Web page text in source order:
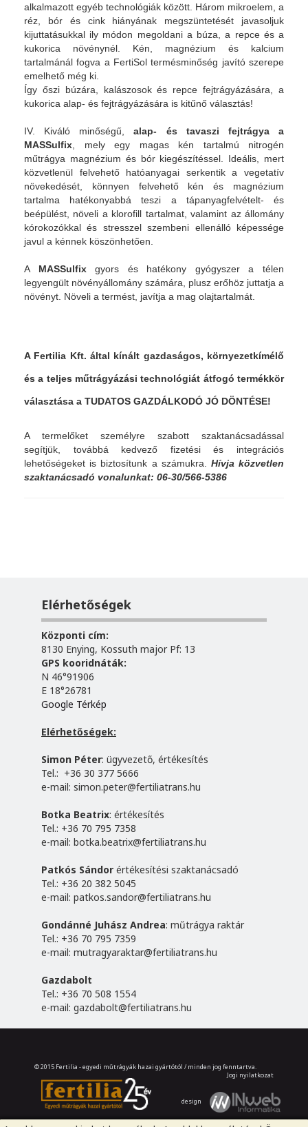
alkalmazott egyéb technológiák között. Három mikroelem, a
réz, bór és cink hiányának megszüntetését javasoljuk
kijuttatásukkal ily módon megoldani a búza, a repce és a
kukorica növénynél. Kén, magnézium és kalcium
tartalmánál fogva a FertiSol termésminőség javító szerepe
emelhető még ki.
Így őszi búzára, kalászosok és repce fejtrágyázására, a
kukorica alap- és fejtrágyázására is kitűnő választás!
IV. Kiváló minőségű,alap- és tavaszi fejtrágya a
MASSulfix, mely egy magas kén tartalmú nitrogén
műtrágya magnézium és bór kiegészítéssel. Ideális, mert
közvetlenül felvehető hatóanyagai serkentik a vegetatív
növekedését, könnyen felvehető kén és magnézium
tartalma hatékonyabbá teszi a tápanyagfelvételt- és
beépülést, növeli a klorofill tartalmat, valamint az állomány
kórokozókkal és stresszel szembeni ellenálló képessége
javul a kénnek köszönhetően.
A MASSulfixgyors és hatékony gyógyszer a télen
legyengült növényállomány számára, plusz erőhöz juttatja a
növényt. Növeli a termést, javítja a mag olajtartalmát.
A Fertilia Kft. által kínált gazdaságos, környezetkímélő
és a teljes műtrágyázási technológiát átfogó termékkör
választása a TUDATOS GAZDÁLKODÓ JÓ DÖNTÉSE!
A termelőket személyre szabott szaktanácsadással
segítjük, továbbá kedvező fizetési és integrációs
lehetőségeket is biztosítunk a számukra. Hívja közvetlen
szaktanácsadó vonalunkat: 06-30/566-5386
Elérhetőségek
Központi cím:
8130 Enying, Kossuth major Pf: 13
GPS kooridnáták:
N 46°91906
E 18°26781
Google Térkép
Elérhetőségek:
Simon Péter: ügyvezető, értékesítés
Tel.: +36 30 377 5666
e-mail: simon.peter@fertiliatrans.hu
Botka Beatrix: értékesítés
Tel.: +36 70 795 7358
e-mail: botka.beatrix@fertiliatrans.hu
Patkós Sándor értékesítési szaktanácsadó
Tel.: +36 20 382 5045
e-mail: patkos.sandor@fertiliatrans.hu
Gondánné Juhász Andrea: műtrágya raktár
Tel.: +36 70 795 7359
e-mail: mutragyaraktar@fertiliatrans.hu
Gazdabolt
Tel.: +36 70 508 1554
e-mail: gazdabolt@fertiliatrans.hu
© 2015 Fertilia - egyedi műtrágyák hazai gyártótól / minden jog fenntartva.
Jogi nyilatkozat
design